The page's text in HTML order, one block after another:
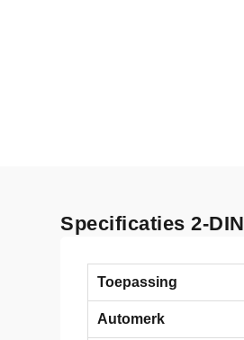
Specificaties 2-
Toepassing
Automerk